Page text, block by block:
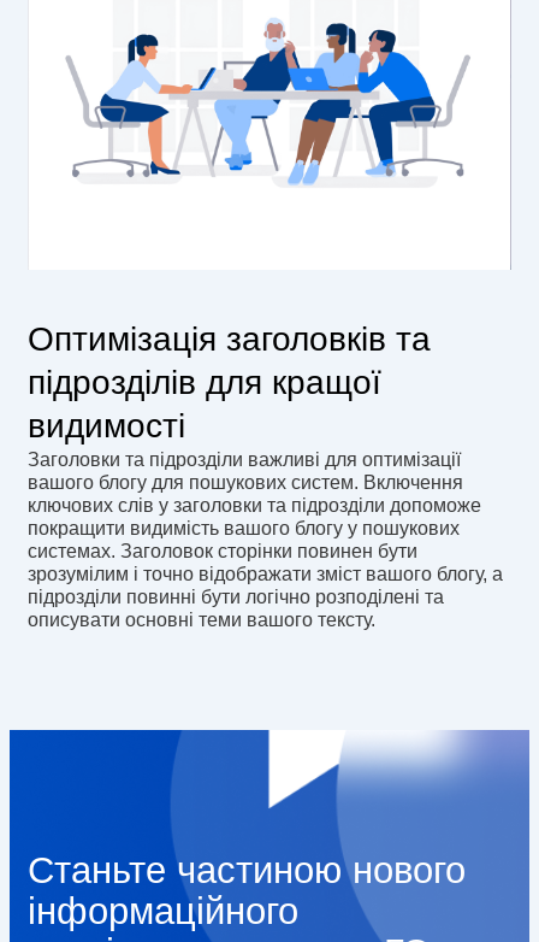
Оптимізація заголовків та
підрозділів для кращої
видимості
Заголовки та підрозділи важливі для оптимізації
вашого блогу для пошукових систем. Включення
ключових слів у заголовки та підрозділи допоможе
покращити видимість вашого блогу у пошукових
системах. Заголовок сторінки повинен бути
зрозумілим і точно відображати зміст вашого блогу, а
підрозділи повинні бути логічно розподілені та
описувати основні теми вашого тексту.
Станьте частиною нового
інформаційного